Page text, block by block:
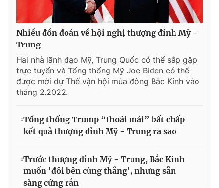
Nhiều đồn đoán về hội nghị thượng đỉnh Mỹ -
Trung
Hai nhà lãnh đạo Mỹ, Trung Quốc có thể sắp gặp
trực tuyến và Tổng thống Mỹ Joe Biden có thể
được mời dự Thế vận hội mùa đông Bắc Kinh vào
tháng 2.2022.
Tổng thống Trump “thoải mái” bất chấp
kết quả thượng đỉnh Mỹ - Trung ra sao
Trước thượng đỉnh Mỹ - Trung, Bắc Kinh
muốn 'đôi bên cùng thắng', nhưng sẵn
sàng cứng rắn